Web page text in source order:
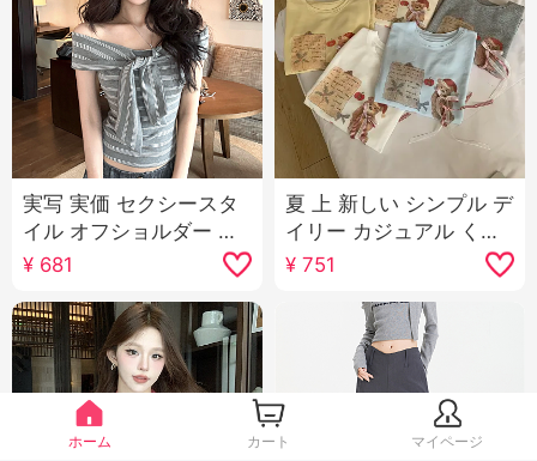
実写 実価 セクシースタ
イル オフショルダー ス
トライプ ストラップ ツ
イスト ノースリーブ ベ
スト女性 スリムフィッ
ト スリム効果 ショート
丈 Tシャツ トップス
¥ 681
夏 上 新しい シンプル デ
イリー カジュアル くま
パターン リボン ルーズ
フィット マイナー 半袖
Tシャツ 韓国風 ニット
トップス
¥751
ホーム カート マイページ